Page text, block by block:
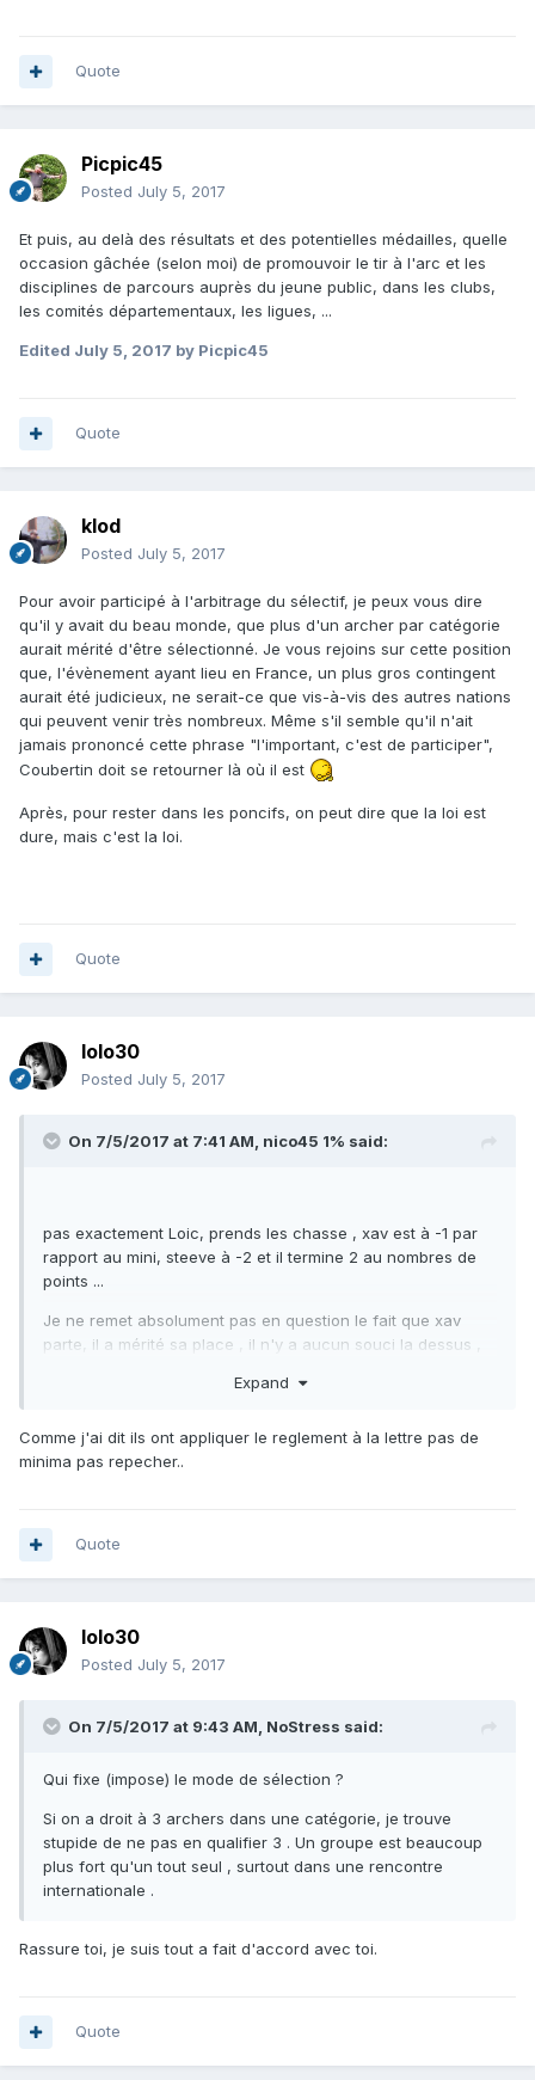
Quote
Picpic45
Posted July 5, 2017
Et puis, au delà des résultats et des potentielles médailles, quelle
occasion gâchée (selon moi) de promouvoir le tir à l'arc et les
disciplines de parcours auprès du jeune public, dans les clubs,
les comités départementaux, les ligues, ...
Edited July 5, 2017 by Picpic45
Quote
klod
Posted July 5, 2017
Pour avoir participé à l'arbitrage du sélectif, je peux vous dire
qu'il y avait du beau monde, que plus d'un archer par catégorie
aurait mérité d'être sélectionné. Je vous rejoins sur cette position
que, l'évènement ayant lieu en France, un plus gros contingent
aurait été judicieux, ne serait-ce que vis-à-vis des autres nations
qui peuvent venir très nombreux. Même s'il semble qu'il n'ait
jamais prononcé cette phrase "l'important, c'est de participer",
Coubertin doit se retourner là où il est
Après, pour rester dans les poncifs, on peut dire que la loi est
dure, mais c'est la loi.
Quote
lolo30
Posted July 5, 2017
On 7/5/2017 at 7:41 AM, nico45 1% said:
pas exactement Loic, prends les chasse , xav est à -1 par
rapport au mini, steeve à -2 et il termine 2 au nombres de
points ...
Je ne remet absolument pas en question le fait que xav
parte, il a mérité sa place , il n'y a aucun souci la dessus ,
minima .... elle est ou la logique ??? les deux devaient partir
Expand
Comme j'ai dit ils ont appliquer le reglement à la lettre pas de
minima pas repecher..
Quote
lolo30
Posted July 5, 2017
On 7/5/2017 at 9:43 AM, NoStress said:
Qui fixe (impose) le mode de sélection ?
Si on a droit à 3 archers dans une catégorie, je trouve
stupide de ne pas en qualifier 3 . Un groupe est beaucoup
plus fort qu'un tout seul , surtout dans une rencontre
internationale .
Rassure toi, je suis tout a fait d'accord avec toi.
Quote